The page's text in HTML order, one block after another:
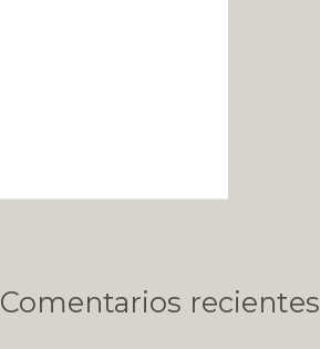
Comentarios recientes